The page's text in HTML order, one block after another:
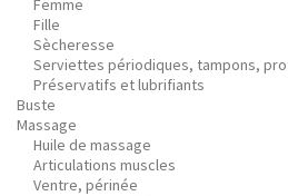
Femme
Fille
Sècheresse
Serviettes périodiques, tampons,
Préservatifs et lubrifiants
Buste
Massage
Huile de massage
Articulations muscles
Ventre, périnée